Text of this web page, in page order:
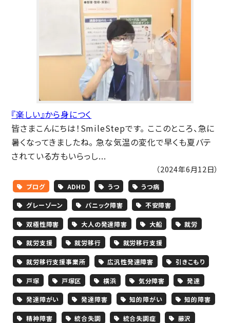
『楽しい』から身につく
皆さまこんにちは！SmileStepです。 ここのところ、急に
暑くなってきましたね。 急な気温の変化で早くも夏バテ
されている方もいらっし...
（2024年6月12日）
ブログ ADHD うつ うつ病
グレーゾーン パニック障害 不安障害
双極性障害 大人の発達障害 大船 就労
就労支援 就労移行 就労移行支援
就労移行支援事業所 広汎性発達障害 引きこもり
戸塚 戸塚区 横浜 気分障害 発達
発達障がい 発達障害 知的障がい 知的障害
精神障害 統合失調 統合失調症 藤沢